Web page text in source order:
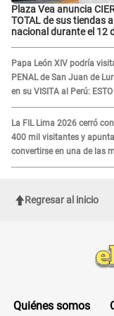
Plaza Vea anuncia
TOTAL de sus tiendas
nacional durante el 12
Papa León XIV podría
PENAL de San Juan de
en su VISITA al Perú: ESTO
SABE
La FIL Lima 2026 cerró
400 mil visitantes y
convertirse en una de las
ferias de Latinoamérica
Regresar al inicio
Quiénes somos